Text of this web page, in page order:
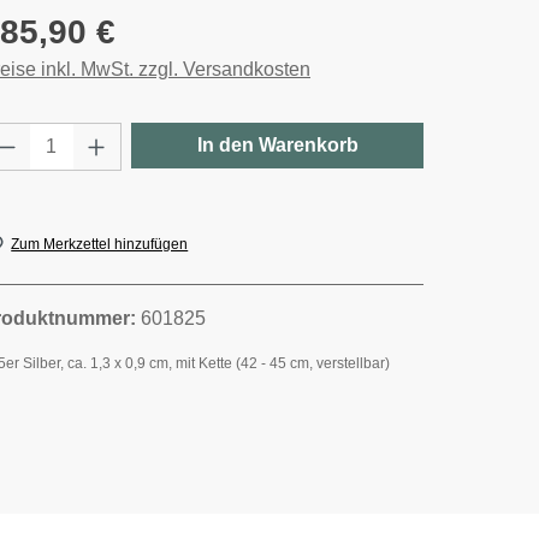
Preis:
€
inkl. MwSt. zzgl. Versandkosten
Anzahl: Gib den gewünschten
In den Warenkorb
Zum Merkzettel hinzufügen
601825
Silber, ca. 1,3 x 0,9 cm, mit Kette (42 - 45 cm, verstellbar)